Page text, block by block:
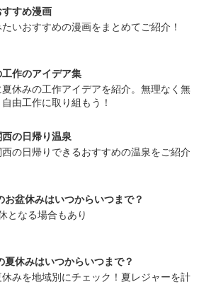
すめ漫画
いおすすめの漫画をまとめてご紹介！
作のアイデア集
休みの工作アイデアを紹介。無理なく無
由工作に取り組もう！
の日帰り温泉
の日帰りできるおすすめの温泉をご紹介
お盆休みはいつからいつまで？
となる場合もあり
夏休みはいつからいつまで？
みを地域別にチェック！夏レジャーを計